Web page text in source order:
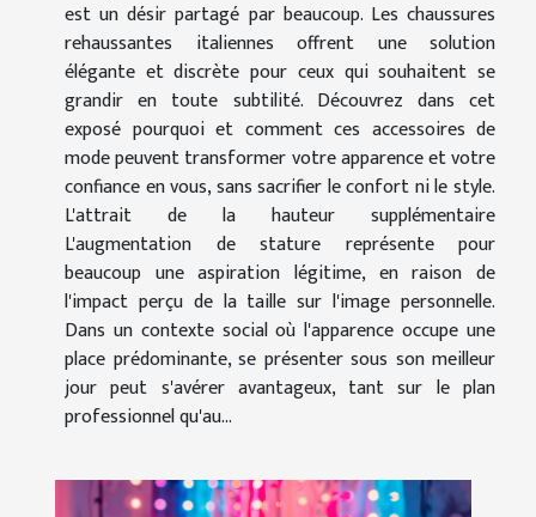
est un désir partagé par beaucoup. Les chaussures
rehaussantes italiennes offrent une solution
élégante et discrète pour ceux qui souhaitent se
grandir en toute subtilité. Découvrez dans cet
exposé pourquoi et comment ces accessoires de
mode peuvent transformer votre apparence et votre
confiance en vous, sans sacrifier le confort ni le style.
L'attrait de la hauteur supplémentaire
L'augmentation de stature représente pour
beaucoup une aspiration légitime, en raison de
l'impact perçu de la taille sur l'image personnelle.
Dans un contexte social où l'apparence occupe une
place prédominante, se présenter sous son meilleur
jour peut s'avérer avantageux, tant sur le plan
professionnel qu'au...